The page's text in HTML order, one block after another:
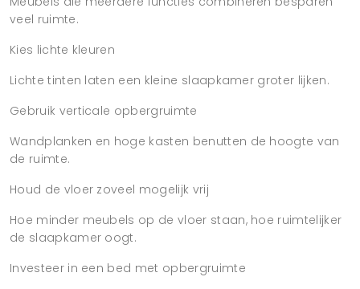
veel ruimte.
Kies lichte kleuren
Lichte tinten laten een kleine slaapkamer groter lijken.
Gebruik verticale opbergruimte
Wandplanken en hoge kasten benutten de hoogte van
de ruimte.
Houd de vloer zoveel mogelijk vrij
Hoe minder meubels op de vloer staan, hoe ruimtelijker
de slaapkamer oogt.
Investeer in een bed met opbergruimte